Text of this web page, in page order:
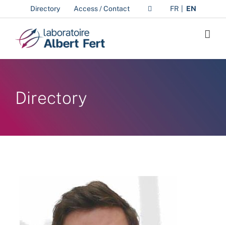
to
content
Directory Access / Contact FR EN
Directory